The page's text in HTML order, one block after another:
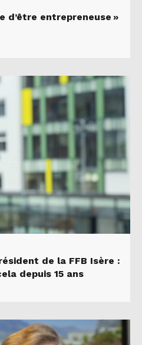
d’être entrepreneuse »
de la FFB Isère :
depuis 15 ans